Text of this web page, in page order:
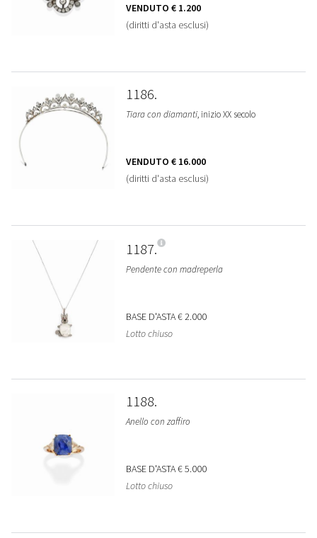
VENDUTO € 1.200
(diritti d'asta esclusi)
1186
Tiara con diamanti, inizio XX secolo
VENDUTO € 16.000
(diritti d'asta esclusi)
1187
Pendente con madreperla
BASE D'ASTA€ 2.000
Lotto chiuso
1188
Anello con zaffiro
BASE D'ASTA€ 5.000
Lotto chiuso